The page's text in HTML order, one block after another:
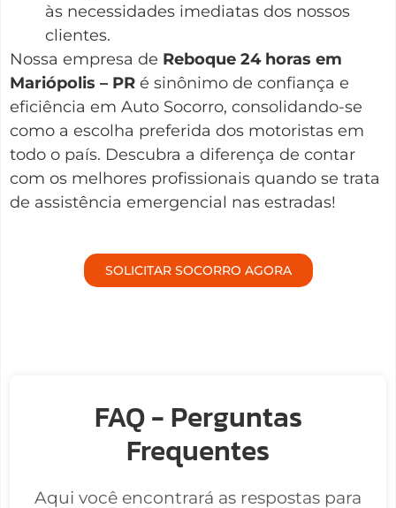
às necessidades imediatas dos nossos
clientes.
Nossa empresa de Reboque 24 horas em
Mariópolis – PR é sinônimo de confiança e
eficiência em Auto Socorro, consolidando-se
como a escolha preferida dos motoristas em
todo o país. Descubra a diferença de contar
com os melhores profissionais quando se trata
de assistência emergencial nas estradas!
SOLICITAR SOCORRO AGORA
FAQ - Perguntas
Frequentes
Aqui você encontrará as respostas para